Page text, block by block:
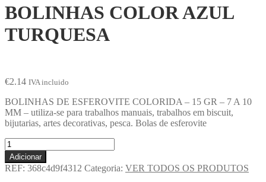
BOLINHAS COLOR AZUL
TURQUESA
€2.14 IVA incluido
BOLINHAS DE ESFEROVITE COLORIDA – 15 GR – 7 A 10
MM – utiliza-se para trabalhos manuais, trabalhos em biscuit,
bijutarias, artes decorativas, pesca. Bolas de esferovite
Adicionar
REF: 368c4d9f4312 Categoria: VER TODOS OS PRODUTOS